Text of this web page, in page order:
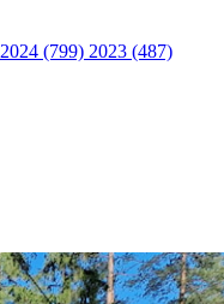
2024 (799) 2023 (487)